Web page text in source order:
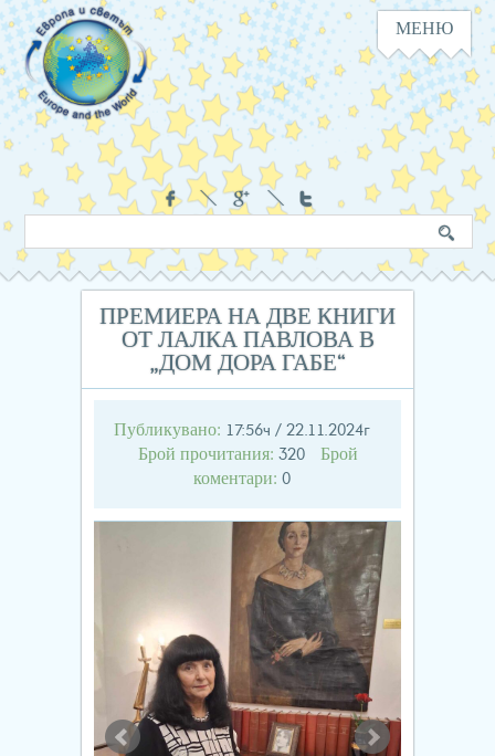
Навигация
МЕНЮ
Социални
в
сайта
дума
ПРЕМИЕРА НА ДВЕ КНИГИ
ОТ ЛАЛКА ПАВЛОВА В
„ДОМ ДОРА ГАБЕ“
Публикувано: 17:56ч / 22.11.2024г
Брой прочитания: 320
Брой
коментари: 0